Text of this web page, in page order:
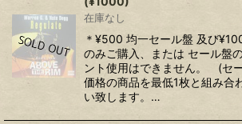
在庫なし
＊¥500 均一セール盤 及び
のみご購入、または セール盤
ント使用はできません。 (セ
価格の商品を最低1枚と組み合
い致します。…